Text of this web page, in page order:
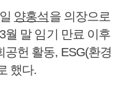
양홍석을 의장으로
말 임기 만료 이후
헌 활동, ESG(환경
했다.